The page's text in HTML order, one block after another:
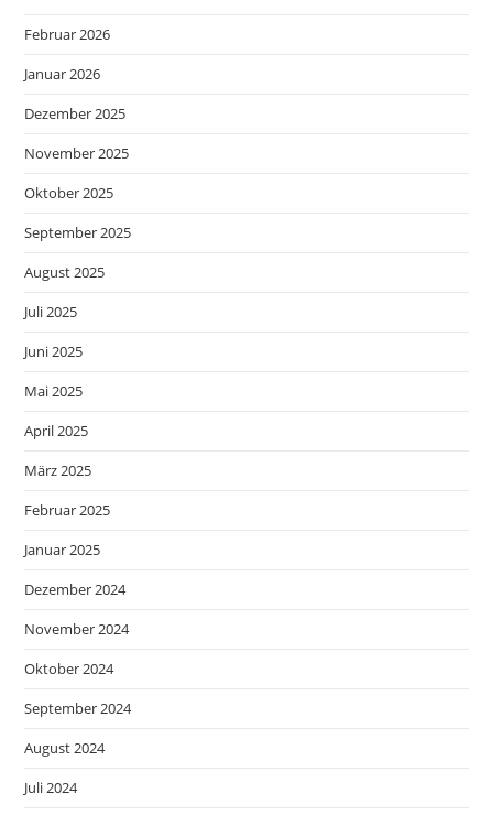
Februar 2026
Januar 2026
Dezember 2025
November 2025
Oktober 2025
September 2025
August 2025
Juli 2025
Juni 2025
Mai 2025
April 2025
März 2025
Februar 2025
Januar 2025
Dezember 2024
November 2024
Oktober 2024
September 2024
August 2024
Juli 2024